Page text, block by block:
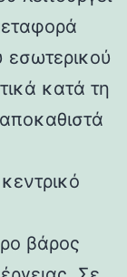
εσωτερικού
κατά τη
βάρος